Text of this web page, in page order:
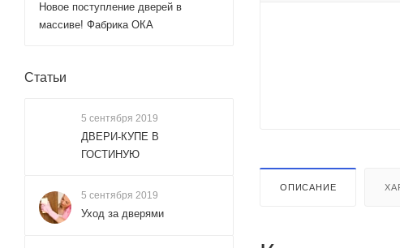
ОПИСАНИЕ
Новое поступление дверей в
массиве! Фабрика ОКА
Статьи
5 сентября 2019
ДВЕРИ-КУПЕ В
ГОСТИНУЮ
5 сентября 2019
Уход за дверями